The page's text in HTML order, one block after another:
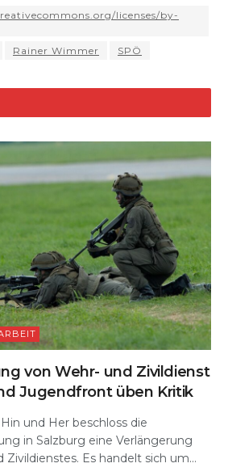
ar
licenses/by-
Rainer Wimmer SPÖ
von Wehr- und Zivildienst
Jugendfront üben Kritik
und Her beschloss die
in Salzburg eine Verlängerung
Zivildienstes. Es handelt sich um...